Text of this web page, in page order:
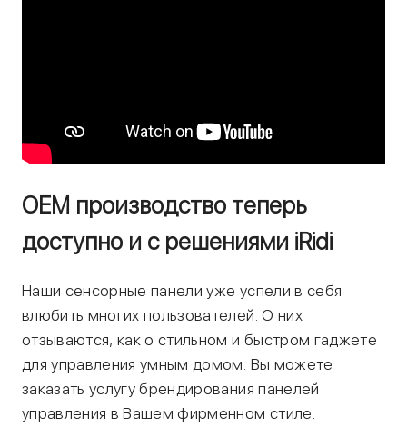
OEM производство теперь
доступно и с решениями iRidi
Наши сенсорные панели уже успели в себя
влюбить многих пользователей. О них
отзываются, как о стильном и быстром гаджете
для управления умным домом. Вы можете
заказать услугу брендирования панелей
управления в Вашем фирменном стиле.